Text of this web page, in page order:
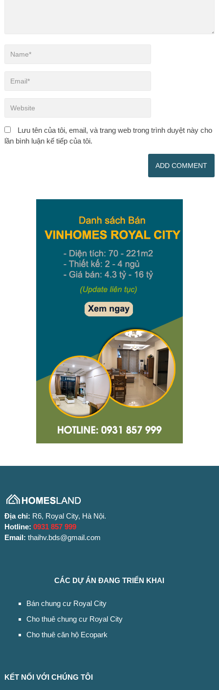
Lưu tên của tôi, email, và trang web trong trình duyệt này cho
lần bình luận kế tiếp của tôi.
Địa chỉ: R6, Royal City, Hà Nội.
Hotline: 0931 857 999
Email: thaihv.bds@gmail.com
CÁC DỰ ÁN ĐANG TRIỂN KHAI
Bán chung cư Royal City
Cho thuê chung cư Royal City
Cho thuê căn hộ Ecopark
KẾT NỐI VỚI CHÚNG TÔI